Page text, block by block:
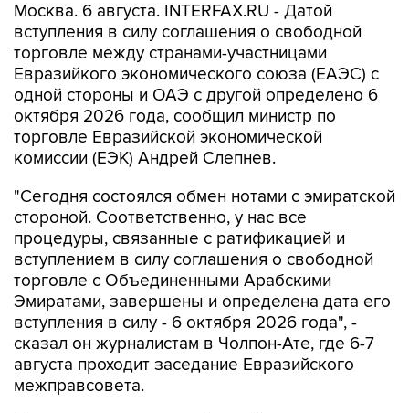
Москва. 6 августа. INTERFAX.RU - Датой
вступления в силу соглашения о свободной
торговле между странами-участницами
Евразийкого экономического союза (ЕАЭС) с
одной стороны и ОАЭ с другой определено 6
октября 2026 года, сообщил министр по
торговле Евразийской экономической
комиссии (ЕЭК) Андрей Слепнев.
"Сегодня состоялся обмен нотами с эмиратской
стороной. Соответственно, у нас все
процедуры, связанные с ратификацией и
вступлением в силу соглашения о свободной
торговле с Объединенными Арабскими
Эмиратами, завершены и определена дата его
вступления в силу - 6 октября 2026 года", -
сказал он журналистам в Чолпон-Ате, где 6-7
августа проходит заседание Евразийского
межправсовета.